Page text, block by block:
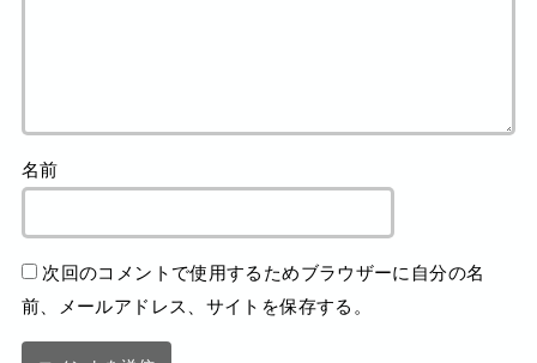
名前
次回のコメントで使用するためブラウザーに自分の名
前、メールアドレス、サイトを保存する。